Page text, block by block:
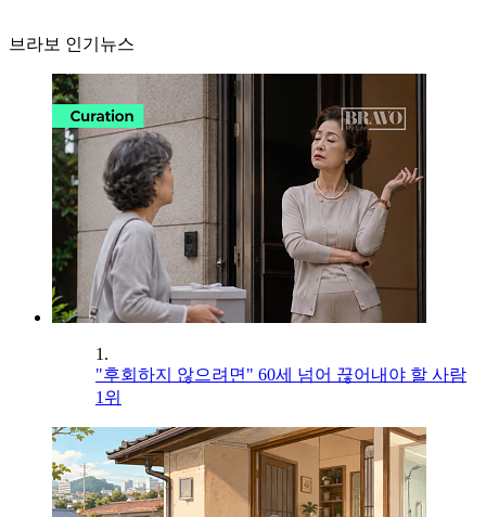
브라보 인기뉴스
1.
"후회하지 않으려면" 60세 넘어 끊어내야 할 사람
1위